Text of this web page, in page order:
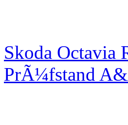
Skoda Octavia
PrÃ¼fstand